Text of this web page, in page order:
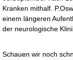
Kranken mithalf.
einem längeren
der neurologische
Schauen wir noch